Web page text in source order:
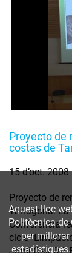
Proyecto de
costas de
15 d’oct. 2008
Proyecto de
Tarragona:
Conferència
cicle
Aquest lloc
Politècnica de
per millorar